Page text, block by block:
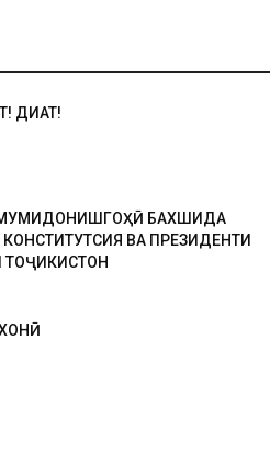
ДИҚҚАТ!
БАХШИДА
КОНСТИТУТСИЯ ВА ПРЕЗИДЕНТИ